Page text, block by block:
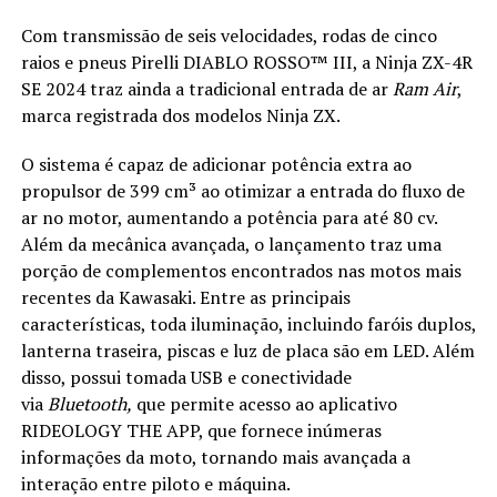
Com transmissão de seis velocidades, rodas de cinco
raios e pneus Pirelli DIABLO ROSSO™ III, a Ninja ZX-4R
SE 2024 traz ainda a tradicional entrada de arRam Air,
marca registrada dos modelos Ninja ZX.
O sistema é capaz de adicionar potência extra ao
propulsor de 399 cm³ ao otimizar a entrada do fluxo de
ar no motor, aumentando a potência para até 80 cv.
Além da mecânica avançada, o lançamento traz uma
porção de complementos encontrados nas motos mais
recentes da Kawasaki. Entre as principais
características, toda iluminação, incluindo faróis duplos,
lanterna traseira, piscas e luz de placa são em LED. Além
disso, possui tomada USB e conectividade
viaBluetooth, que permite acesso ao aplicativo
RIDEOLOGY THE APP, que fornece inúmeras
informações da moto, tornando mais avançada a
interação entre piloto e máquina.